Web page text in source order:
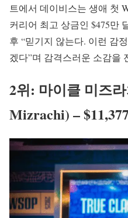
트에서 데이비스는 생애 첫
커리어 최고 상금인 $475만
후 “믿기지 않는다. 이런 감
겠다”며 감격스러운 소감을
2위: 마이클 미즈
Mizrachi) –